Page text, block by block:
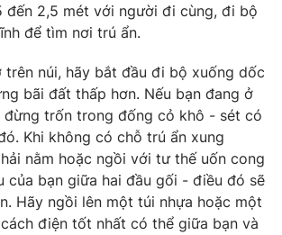
Ghi rõ nguồn VTV.vn khi phát hành lại
này.
đến 2,5 mét với người đi cùng, đi bộ
để tìm nơi trú ẩn.
trên núi, hãy bắt đầu đi bộ xuống dốc
bãi đất thấp hơn. Nếu bạn đang ở
đừng trốn trong đống cỏ khô - sét có
Khi không có chỗ trú ẩn xung
nằm hoặc ngồi với tư thế uốn cong
của bạn giữa hai đầu gối - điều đó sẽ
Hãy ngồi lên một túi nhựa hoặc một
điện tốt nhất có thể giữa bạn và